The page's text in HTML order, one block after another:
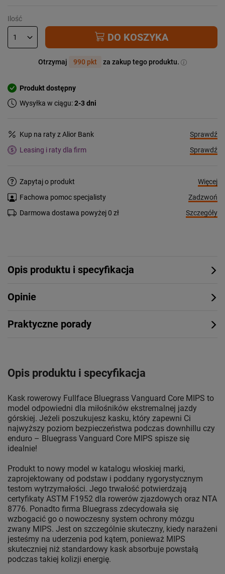
Ilość
DO KOSZYKA
Otrzymaj 990 pkt za zakup tego produktu.
Produkt dostępny
Wysyłka w ciągu:2-3 dni
Kup na raty z Alior Bank
Sprawdź
Leasing i raty dla firm
Sprawdź
Zapytaj o produkt
Więcej
Fachowa pomoc specjalisty
Zadzwoń
Darmowa dostawa powyżej 0 zł
Szczegóły
Opis produktu i specyfikacja
Opinie
Praktyczne porady
Opis produktu i specyfikacja
Kask rowerowy Fullface Bluegrass Vanguard Core MIPS to
model odpowiedni dla miłośników ekstremalnej jazdy
górskiej. Jeżeli poszukujesz kasku, który zapewni Ci
najwyższy poziom bezpieczeństwa podczas downhillu czy
enduro – Bluegrass Vanguard Core MIPS spisze się
idealnie!
Produkt to nowy model w katalogu włoskiej marki,
zaprojektowany od podstaw i poddany rygorystycznym
testom wytrzymałości. Jego trwałość potwierdzają
certyfikaty ASTM F1952 dla rowerów zjazdowych oraz NTA
8776. Ponadto firma Bluegrass zdecydowała się
wzbogacić go o nowoczesny system ochrony mózgu
zwany MIPS. Jest on szczególnie skuteczny, kiedy narażeni
jesteśmy na uderzenia pod kątem, ponieważ MIPS
skuteczniej niż standardowy kask absorbuje powstałą
podczas takiej kolizji energię.